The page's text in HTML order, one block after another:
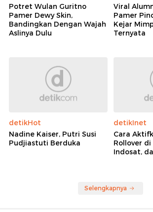
Potret Wulan Guritno
Pamer Dewy Skin,
Bandingkan Dengan Wajah
Aslinya Dulu
Viral
Pamer
Kejar
Ternyata
detikHot
Nadine Kaiser, Putri Susi
Pudjiastuti Berduka
detikInet
Cara
Rollover di
Indosat,
Selengkapnya